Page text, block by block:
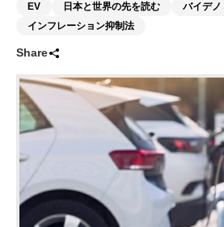
SMART
EV 日本と世界の先を読む
バイデノ
インフレーション抑制法
Share